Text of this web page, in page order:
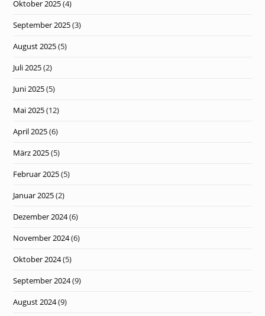
Oktober 2025(4)
September 2025(3)
August 2025(5)
Juli 2025(2)
Juni 2025(5)
Mai 2025(12)
April 2025(6)
März 2025(5)
Februar 2025(5)
Januar 2025(2)
Dezember 2024(6)
November 2024(6)
Oktober 2024(5)
September 2024(9)
August 2024(9)